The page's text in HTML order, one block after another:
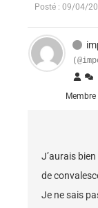
Posté : 09/04/
Membre
J’aurais
de
Je ne sais